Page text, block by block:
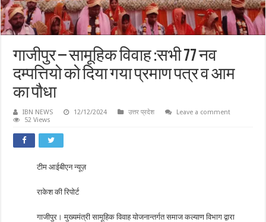
गाजीपुर – सामूहिक विवाह :सभी 77 नव
दम्पत्तियो को दिया गया प्रमाण पत्र व आम
का पौधा
IBN NEWS 12/12/2024 उत्तर प्रदेश
Leave a comment
52 Views
टीम आईबीएन न्यूज़
राकेश की रिपोर्ट
गाजीपुर। मुख्यमंत्री सामूहिक विवाह योजनान्तर्गत समाज कल्याण विभाग द्वारा